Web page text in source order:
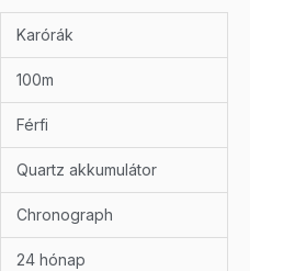
Karórák
100m
Férfi
Quartz akkumulátor
Chronograph
24 hónap